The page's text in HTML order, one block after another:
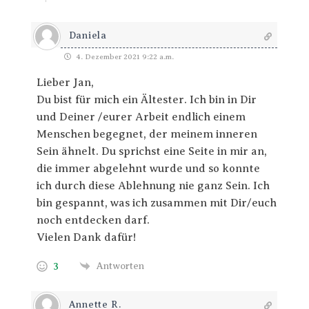
Daniela
4. Dezember 2021 9:22 a.m.
Lieber Jan,
Du bist für mich ein Ältester. Ich bin in Dir
und Deiner /eurer Arbeit endlich einem
Menschen begegnet, der meinem inneren
Sein ähnelt. Du sprichst eine Seite in mir an,
die immer abgelehnt wurde und so konnte
ich durch diese Ablehnung nie ganz Sein. Ich
bin gespannt, was ich zusammen mit Dir/euch
noch entdecken darf.
Vielen Dank dafür!
3 Antworten
Annette R.